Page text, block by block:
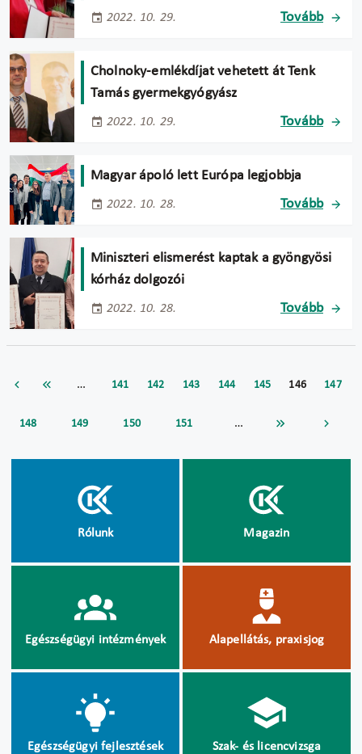
2022. 10. 29. Tovább
Cholnoky-emlékdíjat vehetett át Tenk
Tamás gyermekgyógyász
2022. 10. 29. Tovább
Magyar ápoló lett Európa legjobbja
2022. 10. 28. Tovább
Miniszteri elismerést kaptak a gyöngyösi
kórház dolgozói
2022. 10. 28. Tovább
… 141 142 143 144 145 146 147
148 149 150 151 …
Rólunk Magazin
Egészségügyi intézmények Alapellátás, praxisjog
Egészségügyi fejlesztések Szak- és licencvizsga